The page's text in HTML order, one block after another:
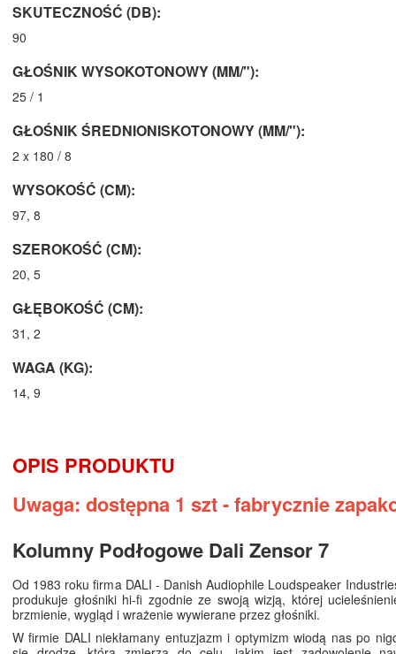
SKUTECZNOŚĆ (DB):
90
GŁOŚNIK WYSOKOTONOWY (MM/"):
25 / 1
GŁOŚNIK ŚREDNIONISKOTONOWY (MM/"):
2 x 180 / 8
WYSOKOŚĆ (CM):
97, 8
SZEROKOŚĆ (CM):
20, 5
GŁĘBOKOŚĆ (CM):
31, 2
WAGA (KG):
14, 9
OPIS PRODUKTU
Uwaga: dostępna 1 szt - fabrycznie
Kolumny Podłogowe Dali Zensor 7
Od 1983 roku firma DALI - Danish Audiophile Loudspeaker
produkuje głośniki hi-fi zgodnie ze swoją wizją, której
brzmienie, wygląd i wrażenie wywierane przez głośniki.
W firmie DALI niekłamany entuzjazm i optymizm wiodą nas po